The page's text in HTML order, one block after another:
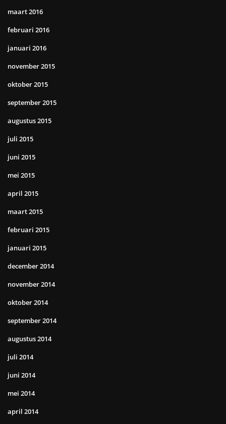
maart 2016
februari 2016
januari 2016
november 2015
oktober 2015
september 2015
augustus 2015
juli 2015
juni 2015
mei 2015
april 2015
maart 2015
februari 2015
januari 2015
december 2014
november 2014
oktober 2014
september 2014
augustus 2014
juli 2014
juni 2014
mei 2014
april 2014